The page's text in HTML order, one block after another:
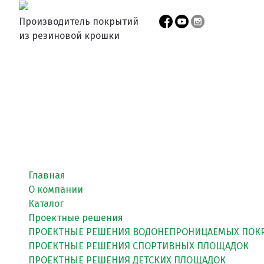
Производитель покрытий
из резиновой крошки
Главная
О компании
Каталог
Проектные решения
ПРОЕКТНЫЕ РЕШЕНИЯ ВОДОНЕПРОНИЦАЕМЫХ
ПРОЕКТНЫЕ РЕШЕНИЯ СПОРТИВНЫХ ПЛОЩАДОК
ПРОЕКТНЫЕ РЕШЕНИЯ ДЕТСКИХ ПЛОЩАДОК